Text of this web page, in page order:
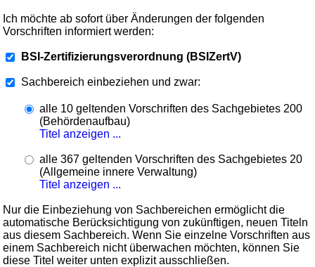
Ich möchte ab sofort über Änderungen der folgenden
Vorschriften informiert werden:
BSI-Zertifizierungsverordnung (BSIZertV)
Sachbereich einbeziehen und zwar:
alle 10 geltenden Vorschriften des Sachgebietes 200
(Behördenaufbau)
Titel anzeigen ...
alle 367 geltenden Vorschriften des Sachgebietes 20
(Allgemeine innere Verwaltung)
Titel anzeigen ...
Nur die Einbeziehung von Sachbereichen ermöglicht die
automatische Berücksichtigung von zukünftigen, neuen Titeln
aus diesem Sachbereich. Wenn Sie einzelne Vorschriften aus
einem Sachbereich nicht überwachen möchten, können Sie
diese Titel weiter unten explizit ausschließen.